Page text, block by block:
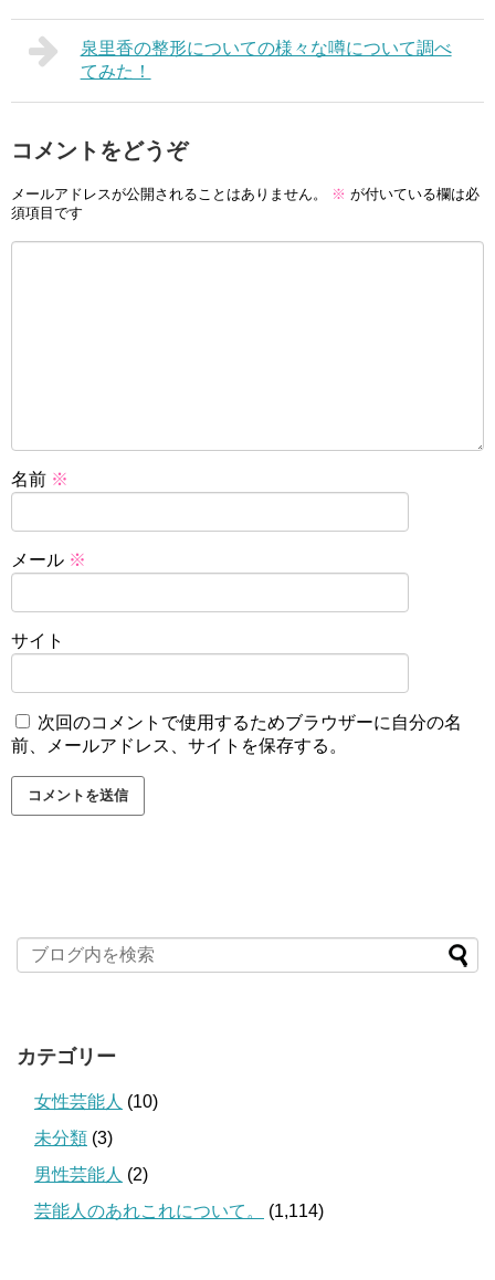
泉里香の整形についての様々な噂について調べ
てみた！
コメントをどうぞ
メールアドレスが公開されることはありません。 ※ が付いている欄は必
須項目です
名前 ※
メール ※
サイト
次回のコメントで使用するためブラウザーに自分の名
前、メールアドレス、サイトを保存する。
カテゴリー
女性芸能人 (10)
未分類 (3)
男性芸能人 (2)
芸能人のあれこれについて。
(1,114)